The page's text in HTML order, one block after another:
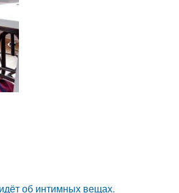
об интимных вещах.